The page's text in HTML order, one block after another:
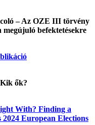
– Az OZE III törvény
megújuló befektetésekre
ők?
With? Finding a
European Elections